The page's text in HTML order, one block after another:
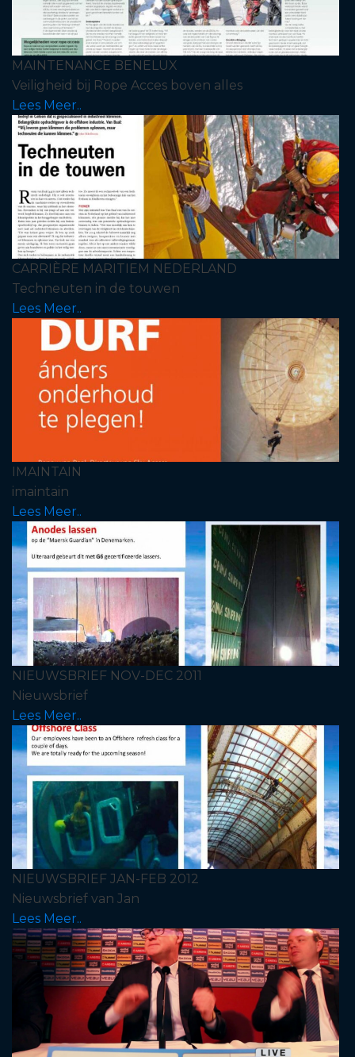
MAINTENANCE BENELUX
Veiligheid bij Rope Acces boven alles
Lees Meer..
CARRIÈRE MARITIEM NEDERLAND
Techneuten in de touwen
Lees Meer..
IMAINTAIN
imaintain
Lees Meer..
NIEUWSBRIEF NOV-DEC 2011
Nieuwsbrief
Lees Meer..
NIEUWSBRIEF JAN-FEB 2012
Nieuwsbrief van Jan
Lees Meer..